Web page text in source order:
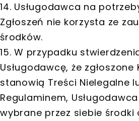
14. Usługodawca na
Zgłoszeń nie korzysta ze
środków.
15. W przypadku
Usługodawcę, że
stanowią Treści Nielegalne
Regulaminem,
wybrane przez siebie środki